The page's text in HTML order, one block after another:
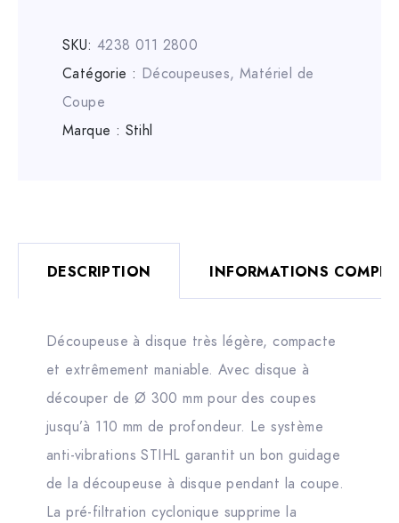
SKU: 4238 011 2800
Catégorie : Découpeuses,Matériel de
Coupe
Marque : Stihl
DESCRIPTION INFORMATIONS
Découpeuse à disque très légère, compacte
et extrêmement maniable. Avec disque à
découper de Ø 300 mm pour des coupes
jusqu’à 110 mm de profondeur. Le système
anti-vibrations STIHL garantit un bon guidage
de la découpeuse à disque pendant la coupe.
La pré-filtration cyclonique supprime la